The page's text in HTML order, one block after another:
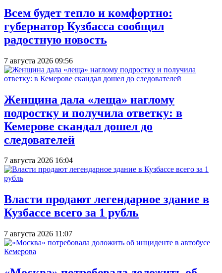
Всем будет тепло и комфортно:
губернатор Кузбасса сообщил
радостную новость
7 августа 2026 09:56
Женщина дала «леща» наглому
подростку и получила ответку: в
Кемерове скандал дошел до
следователей
7 августа 2026 16:04
Власти продают легендарное здание в
Кузбассе всего за 1 рубль
7 августа 2026 11:07